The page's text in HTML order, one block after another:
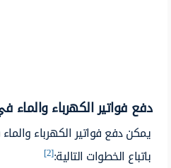
دفع فواتير الكهرباء والماء
يمكن دفع فواتير الكهرباء
باتباع الخطوات التالية:[2]